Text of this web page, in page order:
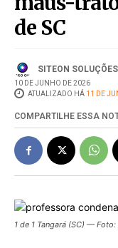
de SC
SITEON SOLUÇÕES
10 DE JUNHO DE 2026
ATUALIZADO HÁ 11 DE
COMPARTILHE ESSA
1 de 1 Tangará (SC) —